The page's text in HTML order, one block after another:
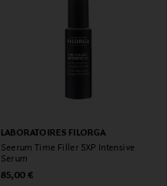
LABORATOIRES FILORGA
Seerum Time Filler 5XP Intensive
Serum
Original Price
85,00 €